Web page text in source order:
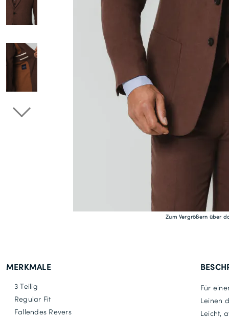
Zum Vergrößern über
MERKMALE
3 Teilig
Regular Fit
Fallendes Revers
Für
Leinen
Leicht,